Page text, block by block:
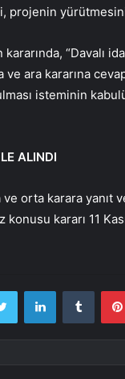
projenin
“Davalı
ve ara kararına
isteminin
ALINDI
orta karara yanıt
kararı 11
Twitter LinkedIn